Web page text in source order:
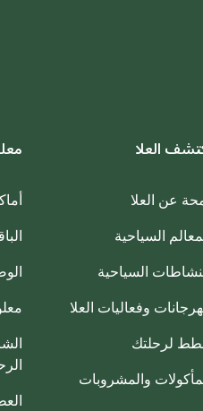
العلا
عن العلا
السياحية
السياحية
وفعاليات العلا
لرحلتك
والمشروبات